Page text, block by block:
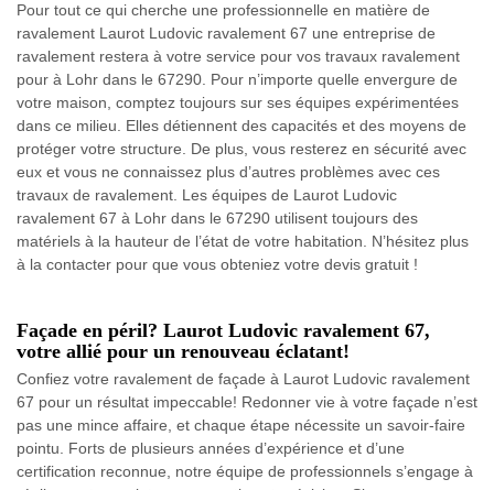
Pour tout ce qui cherche une professionnelle en matière de
ravalement Laurot Ludovic ravalement 67 une entreprise de
ravalement restera à votre service pour vos travaux ravalement
pour à Lohr dans le 67290. Pour n’importe quelle envergure de
votre maison, comptez toujours sur ses équipes expérimentées
dans ce milieu. Elles détiennent des capacités et des moyens de
protéger votre structure. De plus, vous resterez en sécurité avec
eux et vous ne connaissez plus d’autres problèmes avec ces
travaux de ravalement. Les équipes de Laurot Ludovic
ravalement 67 à Lohr dans le 67290 utilisent toujours des
matériels à la hauteur de l’état de votre habitation. N’hésitez plus
à la contacter pour que vous obteniez votre devis gratuit !
Façade en péril? Laurot Ludovic ravalement 67,
votre allié pour un renouveau éclatant!
Confiez votre ravalement de façade à Laurot Ludovic ravalement
67 pour un résultat impeccable! Redonner vie à votre façade n’est
pas une mince affaire, et chaque étape nécessite un savoir-faire
pointu. Forts de plusieurs années d’expérience et d’une
certification reconnue, notre équipe de professionnels s’engage à